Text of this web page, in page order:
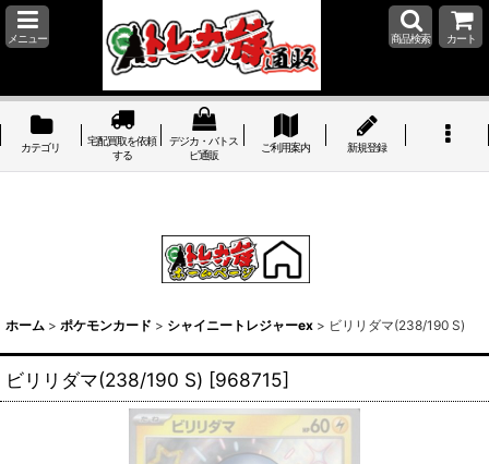
メニュー 商品検索 カート
カテゴリ
宅配買取を依頼
する
デジカ・バトス
ピ通販
ご利用案内 新規登録
ホーム > ポケモンカード > シャイニートレジャーex > ビリリダマ(238/190 S)
ビリリダマ(238/190 S) [968715]